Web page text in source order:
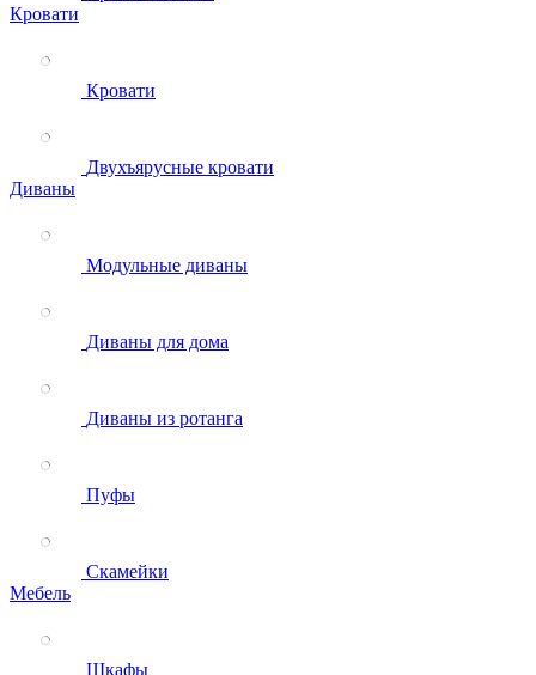
Кровати
Кровати
Двухъярусные кровати
Диваны
Модульные диваны
Диваны для дома
Диваны из ротанга
Пуфы
Скамейки
Мебель
Шкафы